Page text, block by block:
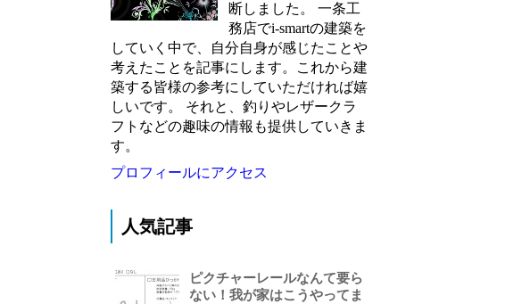
断しました。 一条工
務店でi-smartの建築を
していく中で、自分自身が感じたことや
考えたことを記事にします。これから建
築する皆様の参考にしていただければ嬉
しいです。 それと、釣りやレザークラ
フトなどの趣味の情報も提供していきま
す。
プロフィールにアクセス
人気記事
ピクチャーレールなんて要ら
ない！我が家はこうやってま